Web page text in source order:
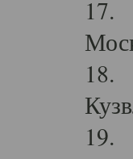
17.
18.
19.